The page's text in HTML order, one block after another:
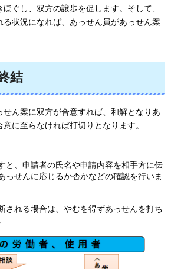
ぐし、双方の譲歩を促します。そして、
状況になれば、あっせん員があっせん案
結
せん案に双方が合意すれば、和解となりあ
に至らなければ打切りとなります。
と、申請者の氏名や申請内容を相手方に伝
っせんに応じるか否かなどの確認を行いま
される場合は、やむを得ずあっせんを打ち